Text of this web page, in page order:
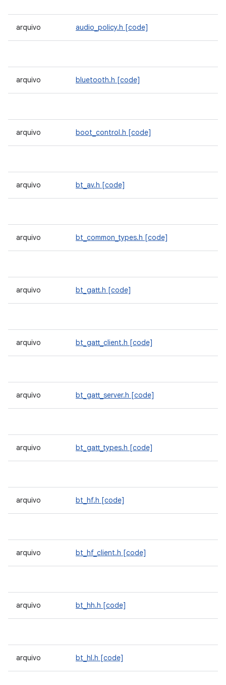
arquivo audio_policy.h [code]
arquivo bluetooth.h [code]
arquivo boot_control.h [code]
arquivo bt_av.h [code]
arquivo bt_common_types.h [code]
arquivo bt_gatt.h [code]
arquivo bt_gatt_client.h [code]
arquivo bt_gatt_server.h [code]
arquivo bt_gatt_types.h [code]
arquivo bt_hf.h [code]
arquivo bt_hf_client.h [code]
arquivo bt_hh.h [code]
arquivo bt_hl.h [code]